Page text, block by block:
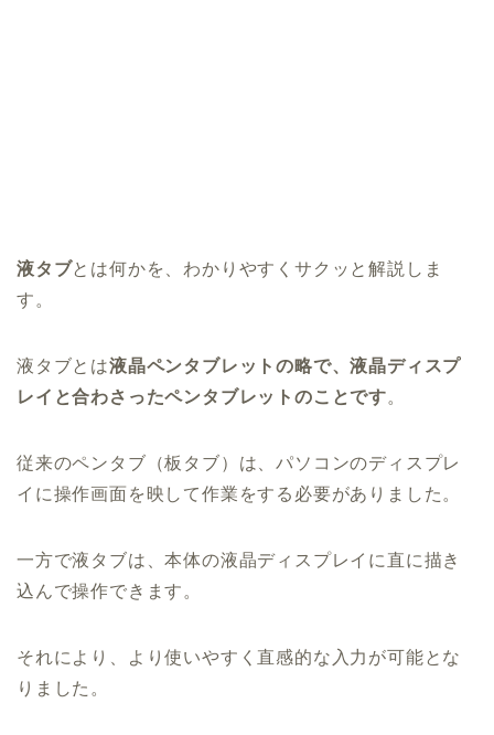
液タブとは何かを、わかりやすくサクッと解説しま
す。
液タブとは液晶ペンタブレットの略で、液晶ディスプ
レイと合わさったペンタブレットのことです。
従来のペンタブ（板タブ）は、パソコンのディスプレ
イに操作画面を映して作業をする必要がありました。
一方で液タブは、本体の液晶ディスプレイに直に描き
込んで操作できます。
それにより、より使いやすく直感的な入力が可能とな
りました。